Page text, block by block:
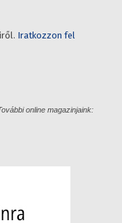
Iratkozzon fel
online magazinjaink: